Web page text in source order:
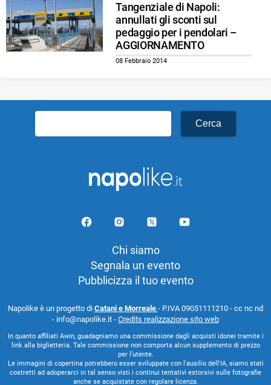
Tangenziale di Napoli:
annullati gli sconti sul
pedaggio per i pendolari –
AGGIORNAMENTO
08 Febbraio 2014
per:
Chi siamo
Segnala un evento
Pubblicizza il tuo evento
Napolike è un progetto di Catani e Morreale - P.IVA 09051111210 - cc nc nd
- info@napolike.it - Credits realizzazione sito web
In quanto affiliati Awin, guadagniamo una commissione dagli acquisti idonei tramite i
link alla biglietteria. Tale commissione non comporta alcun supplemento di prezzo
per l’utente.
Le immagini di copertina potrebbero esser sviluppate con l'ausilio dell'IA, siamo stati
costretti ad adoperarci in tal senso visti i continui tentativi estorsivi sulle fotografie
anche se acquistate con regolare licenza.